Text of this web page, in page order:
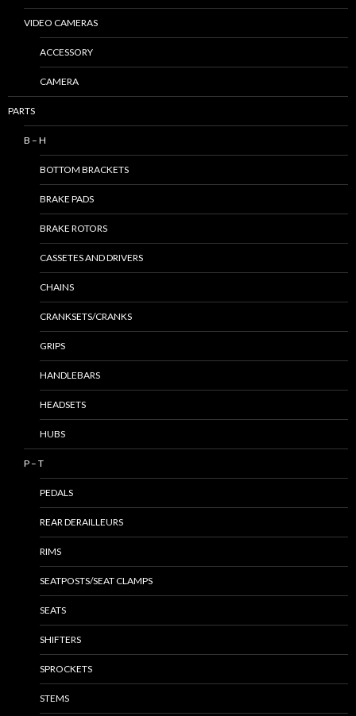
VIDEO CAMERAS
ACCESSORY
CAMERA
PARTS
B – H
BOTTOM BRACKETS
BRAKE PADS
BRAKE ROTORS
CASSETES AND DRIVERS
CHAINS
CRANKSETS/CRANKS
GRIPS
HANDLEBARS
HEADSETS
HUBS
P – T
PEDALS
REAR DERAILLEURS
RIMS
SEATPOSTS/SEAT CLAMPS
SEATS
SHIFTERS
SPROCKETS
STEMS